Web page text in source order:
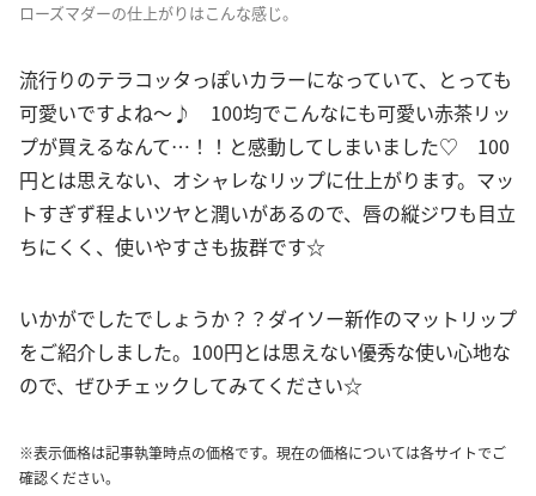
ローズマダーの仕上がりはこんな感じ。
流行りのテラコッタっぽいカラーになっていて、とっても
可愛いですよね〜♪ 100均でこんなにも可愛い赤茶リッ
プが買えるなんて…！！と感動してしまいました♡ 100
円とは思えない、オシャレなリップに仕上がります。マッ
トすぎず程よいツヤと潤いがあるので、唇の縦ジワも目立
ちにくく、使いやすさも抜群です☆
いかがでしたでしょうか？？ダイソー新作のマットリップ
をご紹介しました。100円とは思えない優秀な使い心地な
ので、ぜひチェックしてみてください☆
※表示価格は記事執筆時点の価格です。現在の価格については各サイトでご
確認ください。